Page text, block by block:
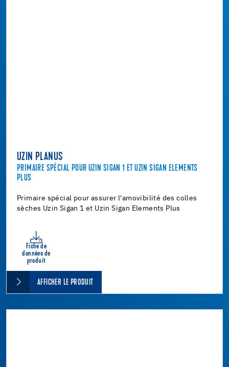
UZIN PLANUS
PRIMAIRE SPÉCIAL POUR UZIN SIGAN 1 ET UZIN SIGAN ELEMENTS
PLUS
Primaire spécial pour assurer l'amovibilité des colles
sèches Uzin Sigan 1 et Uzin Sigan Elements Plus
Fiche de
données de
produit
AFFICHER LE PRODUIT